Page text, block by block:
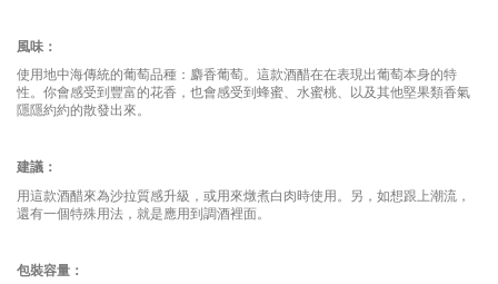
風味：
使用地中海傳統的葡萄品種：麝香葡萄。這款酒醋在在表現出葡萄本身的特
性。你會感受到豐富的花香，也會感受到蜂蜜、 水蜜桃、以及其他堅果類香氣
隱隱約約的散發出來。
建議：
用這款酒醋來為沙拉質感升級，或用來燉煮白肉時使用。另，如想跟上潮流，
還有一個特殊用法，就是應用到調酒裡面。
包裝容量：